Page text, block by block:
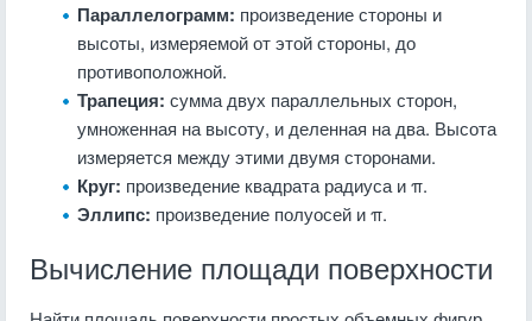
Параллелограмм: произведение стороны и
высоты, измеряемой от этой стороны, до
противоположной.
Трапеция: сумма двух параллельных сторон,
умноженная на высоту, и деленная на два. Высота
измеряется между этими двумя сторонами.
Круг: произведение квадрата радиуса и π.
Эллипс: произведение полуосей и π.
Вычисление площади поверхности